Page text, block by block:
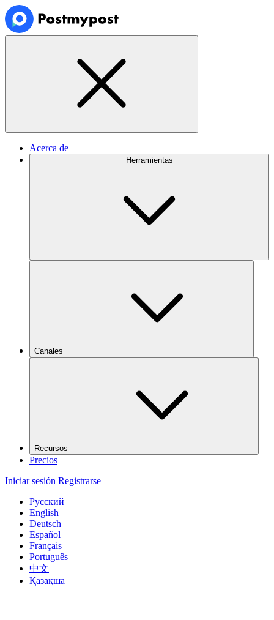
Acerca de
Herramientas
Canales
Recursos
Precios
Iniciar sesión Registrarse
Русский
English
Deutsch
Español
Français
Português
中文
Қазақша